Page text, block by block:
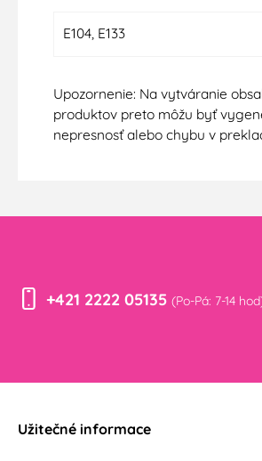
E104, E133
Upozornenie: Na vytváranie
produktov preto môžu byť
nepresnosť alebo chybu v
+421 2222 05135 (Po-Pá: 7-14
Užitečné informace